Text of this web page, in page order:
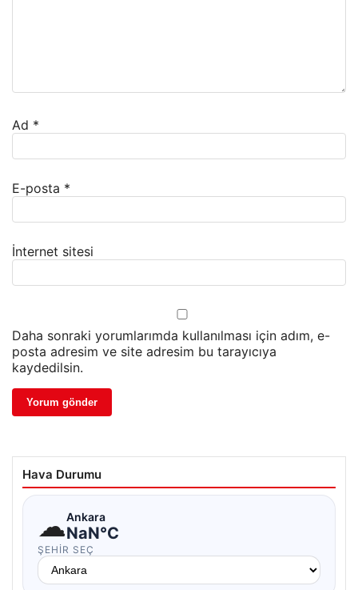
Ad *
E-posta *
İnternet sitesi
Daha sonraki yorumlarımda kullanılması için adım, e-
posta adresim ve site adresim bu tarayıcıya
kaydedilsin.
Hava Durumu
☁Ankara
NaN°C
ŞEHIR SEÇ